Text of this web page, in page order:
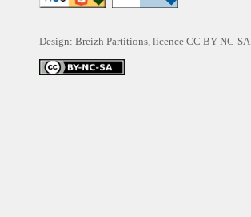
Design: Breizh Partitions, licence CC BY-NC-SA